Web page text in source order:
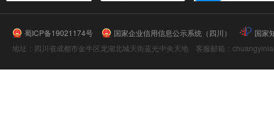
蜀ICP备19021174号 国家企业信用信息公示系统（四川）
国家
地址：四川省成都市金牛区龙湖北城天街蓝光中央天地 客服邮箱：